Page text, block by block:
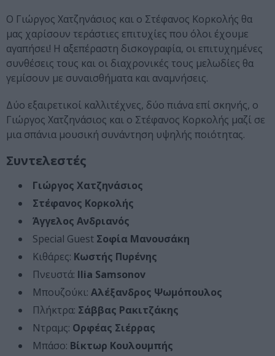
Ο Γιώργος Χατζηνάσιος και ο Στέφανος Κορκολής θα
μας χαρίσουν τεράστιες επιτυχίες που όλοι έχουμε
αγαπήσει! Η αξεπέραστη δισκογραφία, οι επιτυχημένες
συνθέσεις τους και οι διαχρονικές τους μελωδίες θα
γεμίσουν με συναισθήματα και αναμνήσεις.
Δύο εξαιρετικοί καλλιτέχνες, δύο πιάνα επί σκηνής, ο
Γιώργος Χατζηνάσιος και ο Στέφανος Κορκολής μαζί σε
μια σπάνια μουσική συνάντηση υψηλής ποιότητας.
Συντελεστές
Γιώργος Χατζηνάσιος
Στέφανος Κορκολής
Άγγελος Ανδριανός
Special Guest Σοφία Μανουσάκη
Κιθάρες: Κωστής Πυρένης
Πνευστά: Ilia Samsonov
Μπουζούκι: Αλέξανδρος Ψωμόπουλος
Πλήκτρα: Σάββας Ρακιτζάκης
Ντραμς: Ορφέας Σιέρρας
Μπάσο: Βίκτωρ Κουλουμπής